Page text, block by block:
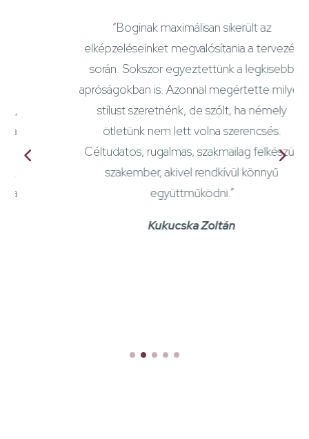
“Boginak maximálisan sikerült az
elképzeléseinket megvalósítania a tervezés
során. Sokszor egyeztettünk a legkisebb
apróságokban is. Azonnal megértette milyen
stílust szeretnénk, de szólt, ha némely
ötletünk nem lett volna szerencsés.
Céltudatos, rugalmas, szakmailag felkészült
szakember, akivel rendkívül könnyű
együttműködni.”
Kukucska Zoltán